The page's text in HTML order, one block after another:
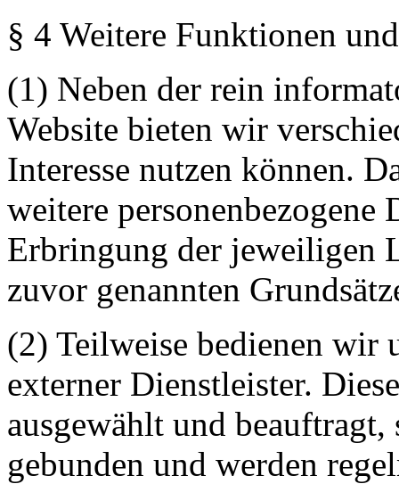
§ 4 Weitere Funktionen
(1) Neben der rein
Website bieten wir
Interesse nutzen können.
weitere personenbezogene
Erbringung der jeweiligen
zuvor genannten
(2) Teilweise bedienen wir
externer Dienstleister.
ausgewählt und beauftragt,
gebunden und werden